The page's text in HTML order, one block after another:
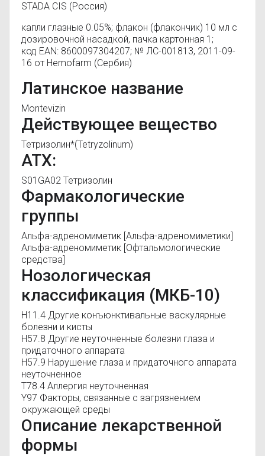
STADA CIS (Россия)
капли глазные 0.05%; флакон (флакончик) 10 мл с
дозировочной насадкой, пачка картонная 1;
код EAN: 8600097304207; № ЛС-001813, 2011-09-
16 от Hemofarm (Сербия)
Латинское название
Montevizin
Действующее вещество
Тетризолин*(Tetryzolinum)
АТХ:
S01GA02 Тетризолин
Фармакологические
группы
Альфа-адреномиметик [Альфа-адреномиметики]
Альфа-адреномиметик [Офтальмологические
средства]
Нозологическая
классификация (МКБ-10)
H11.4 Другие конъюнктивальные васкулярные
болезни и кисты
H57.8 Другие неуточненные болезни глаза и
придаточного аппарата
H57.9 Нарушение глаза и придаточного аппарата
неуточненное
T78.4 Аллергия неуточненная
Y97 Факторы, связанные с загрязнением
окружающей среды
Описание лекарственной
формы